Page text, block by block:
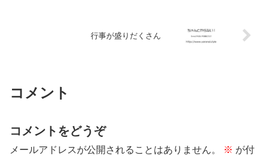
行事が盛りだくさん
コメント
コメントをどうぞ
メールアドレスが公開されることはありません。 ※ が付